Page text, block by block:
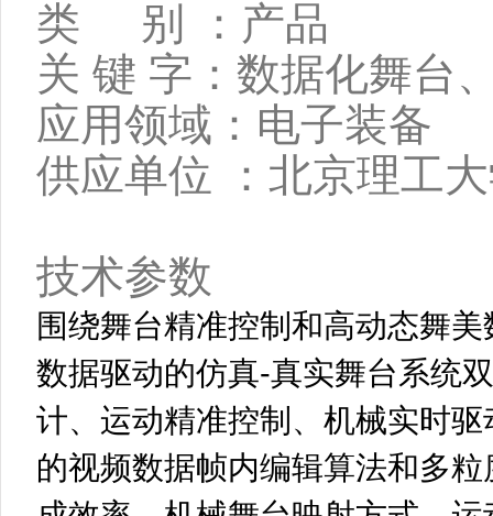
类 别 ：产品
关 键 字：数据化舞台
应用领域：电子装备
供应单位 ：北京理工
技术参数
围绕舞台精准控制和高动态舞
数据驱动的仿真-真实舞台系统
计、运动精准控制、机械实时
的视频数据帧内编辑算法和多